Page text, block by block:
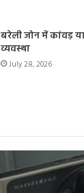
बरेली जोन में कांवड़
व्यवस्था
July 28, 2026